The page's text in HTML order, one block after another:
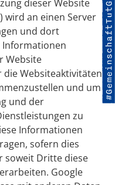
dieser Website
wird an einen Server
und dort
Informationen
Website
Websiteaktivitäten
und um
und der
zu
Informationen
sofern dies
soweit Dritte diese
Google